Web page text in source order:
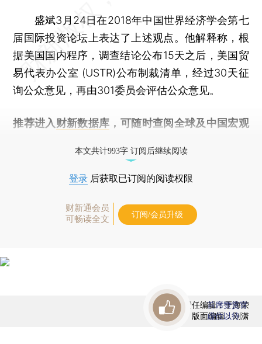
盛斌3月24日在2018年中国世界经济学会第七
届国际投资论坛上表达了上述观点。他解释称，根
据美国国内程序，调查结论公布15天之后，美国贸
易代表办公室 (USTR)公布制裁清单，经过30天征
询公众意见，再由301委员会评估公众意见。
推荐进入 财新数据库 ，可随时查阅全球及中国宏观
本文共计993字 订阅后继续阅读
登录 后获取已订阅的阅读权限
财新通会员
可畅读全文
订阅/会员升级
责任编辑：于海荣
版面编辑：刘潇
首席赞赏官
虚位以待